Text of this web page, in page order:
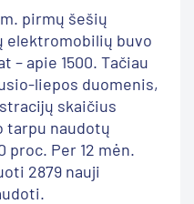
pirmų šešių
elektromobilių buvo
apie 1500. Tačiau
liepos duomenis,
skaičius
tarpu naudotų
Per 12 mėn.
2879 nauji